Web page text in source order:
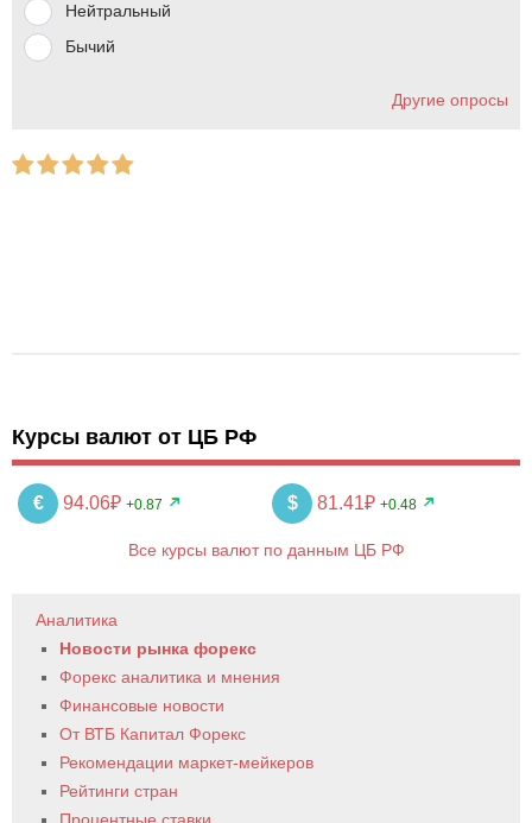
Нейтральный
Бычий
Другие опросы
Курсы валют от ЦБ РФ
€ 94.06₽ +0.87 $ 81.41₽ +0.48
Все курсы валют по данным ЦБ РФ
Аналитика
Новости рынка форекс
Форекс аналитика и мнения
Финансовые новости
От ВТБ Капитал Форекс
Рекомендации маркет-мейкеров
Рейтинги стран